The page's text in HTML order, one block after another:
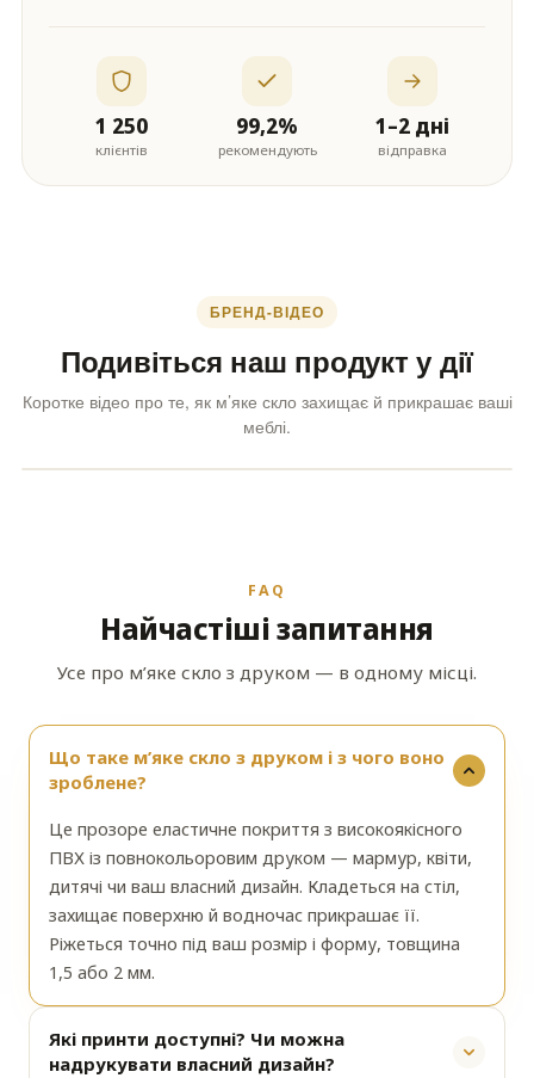
1 250
клієнтів
99,2%
рекомендують
1–2 дні
відправка
БРЕНД-ВІДЕО
Подивіться наш продукт у дії
Коротке відео про те, як м’яке скло захищає й прикрашає ваші
меблі.
FAQ
Найчастіші запитання
Усе про м’яке скло з друком — в одному місці.
Що таке м’яке скло з друком і з чого воно
зроблене?
Це прозоре еластичне покриття з високоякісного
ПВХ із повнокольоровим друком — мармур, квіти,
дитячі чи ваш власний дизайн. Кладеться на стіл,
захищає поверхню й водночас прикрашає її.
Ріжеться точно під ваш розмір і форму, товщина
1,5 або 2 мм.
Які принти доступні? Чи можна
надрукувати власний дизайн?